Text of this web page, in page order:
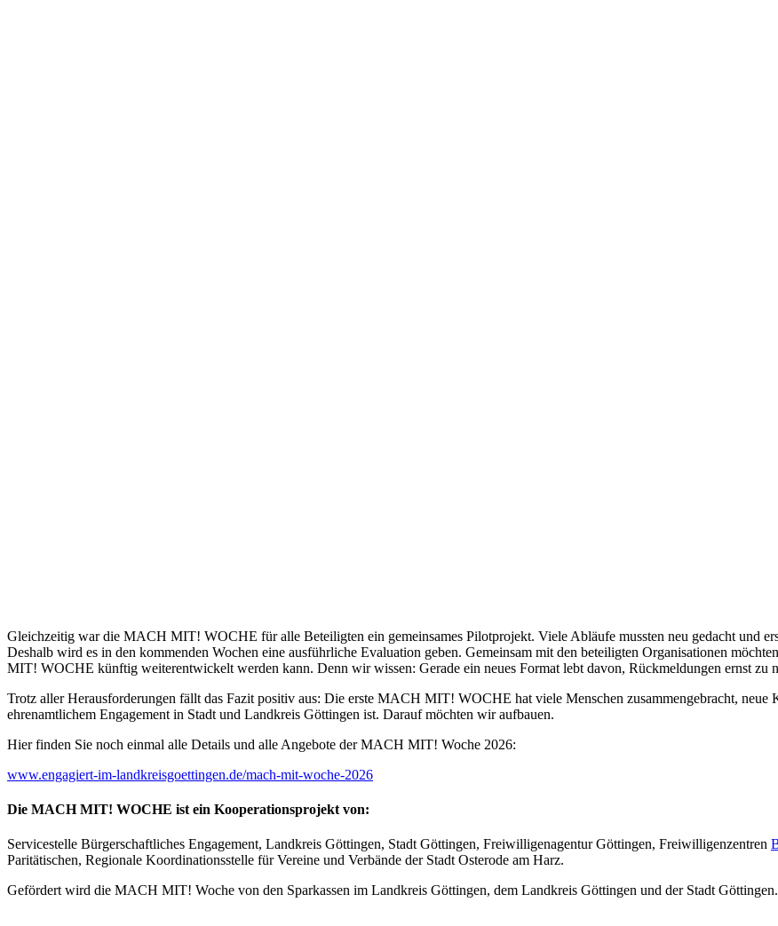
Gleichzeitig war die MACH MIT! WOCHE für alle Beteiligten ein gemeinsames Pilotprojekt. Viele Abläufe mussten neu gedacht und
Deshalb wird es in den kommenden Wochen eine ausführliche Evaluation geben. Gemeinsam mit den beteiligten Organisationen
MIT! WOCHE künftig weiterentwickelt werden kann. Denn wir wissen: Gerade ein neues Format lebt davon, Rückmeldungen ernst zu
Trotz aller Herausforderungen fällt das Fazit positiv aus: Die erste MACH MIT! WOCHE hat viele Menschen zusammengebracht, neue
ehrenamtlichem Engagement in Stadt und Landkreis Göttingen ist. Darauf möchten wir aufbauen.
Hier finden Sie noch einmal alle Details und alle Angebote der MACH MIT! Woche 2026:
www.engagiert-im-landkreisgoettingen.de/mach-mit-woche-2026
Die MACH MIT! WOCHE ist ein Kooperationsprojekt von:
Servicestelle Bürgerschaftliches Engagement, Landkreis Göttingen, Stadt Göttingen, Freiwilligenagentur Göttingen, Freiwilligenzentren
Paritätischen, Regionale Koordinationsstelle für Vereine und Verbände der Stadt Osterode am Harz.
Gefördert wird die MACH MIT! Woche von den Sparkassen im Landkreis Göttingen, dem Landkreis Göttingen und der Stadt Göttingen.